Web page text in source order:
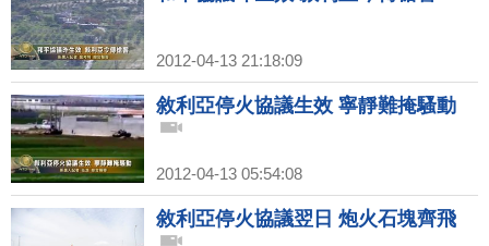
2012-04-13 21:18:09
敘利亞停火協議生效 寧靜難掩騷動
2012-04-13 05:54:08
敘利亞停火協議翌日 炮火石塊齊飛